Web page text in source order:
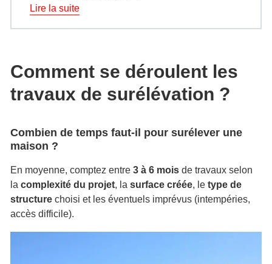
Lire la suite
Comment se déroulent les
travaux de surélévation ?
Combien de temps faut-il pour surélever une
maison ?
En moyenne, comptez entre 3 à 6 mois de travaux selon
la complexité du projet, la surface créée, le type de
structure choisi et les éventuels imprévus (intempéries,
accès difficile).